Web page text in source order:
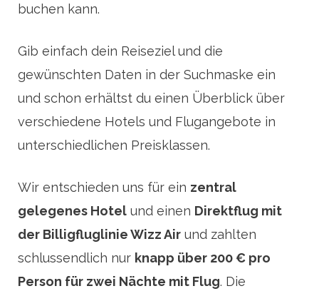
buchen kann.
Gib einfach dein Reiseziel und die
gewünschten Daten in der Suchmaske ein
und schon erhältst du einen Überblick über
verschiedene Hotels und Flugangebote in
unterschiedlichen Preisklassen.
Wir entschieden uns für ein zentral
gelegenes Hotel und einen Direktflug mit
der Billigfluglinie Wizz Air und zahlten
schlussendlich nur knapp über 200 € pro
Person für zwei Nächte mit Flug. Die